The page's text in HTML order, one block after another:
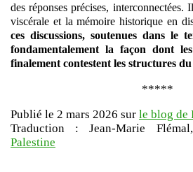
des réponses précises, interconnectées.
viscérale et la mémoire historique en
ces discussions, soutenues dans le
fondamentalement la façon dont
finalement contestent les structures
*****
Publié le 2 mars 2026 sur le blog de
Traduction : Jean-Marie
Palestine